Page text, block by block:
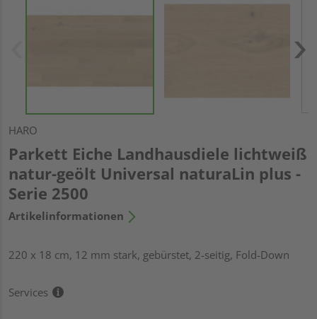
HARO
Parkett Eiche Landhausdiele lichtweiß
natur-geölt Universal naturaLin plus -
Serie 2500
Artikelinformationen
220 x 18 cm, 12 mm stark, gebürstet, 2-seitig, Fold-Down
Services